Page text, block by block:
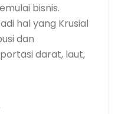
bisnis.
hal yang Krusial
dan
darat, laut,